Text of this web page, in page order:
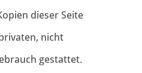
dieser Seite
nicht
gestattet.